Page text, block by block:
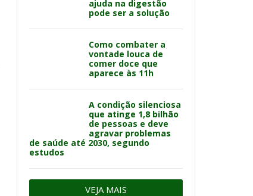
ajuda na digestão
pode ser a solução
Como combater a
vontade louca de
comer doce que
aparece às 11h
A condição silenciosa
que atinge 1,8 bilhão
de pessoas e deve
agravar problemas
de saúde até 2030, segundo
estudos
VEJA MAIS